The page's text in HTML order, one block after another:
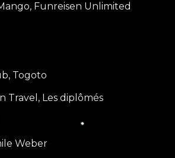
Funreisen Unlimited
Togoto
Travel, Les diplômés
Weber